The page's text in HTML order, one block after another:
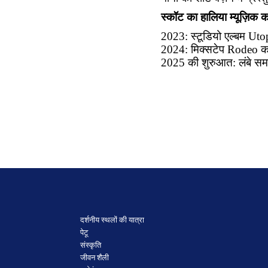
स्कॉट का हालिया म्यूज़िक
2023: स्टूडियो एल्बम
2024: मिक्सटेप Rodeo
2025 की शुरुआत: लंबे समय
दर्शनीय स्थलों की यात्रा
पेटू
संस्कृति
जीवन शैली